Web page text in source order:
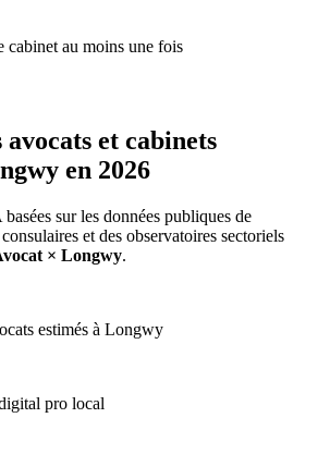
cabinet au moins une fois
avocats et cabinets
en 2026
sur les données publiques de
et des observatoires sectoriels
× Longwy.
estimés à Longwy
pro local